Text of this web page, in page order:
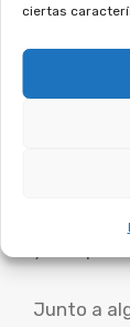
ciertas
intereses
una
casos, los
problema
Junto a